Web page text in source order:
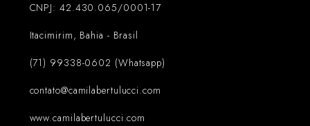
CNPJ: 42.430.065/0001-17
Itacimirim, Bahia - Brasil
(71) 99338-0602 (Whatsapp)
contato@camilabertulucci.com
www.camilabertulucci.com